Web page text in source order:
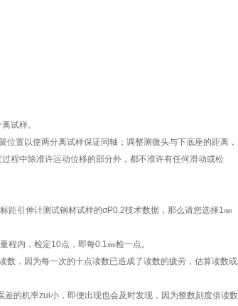
试样。
置以使两分离试样保证同轴；调整测微头与下底座的距离，
程中除准许运动位移的部分外，都不准许有任何滑动或松
距引伸计测试钢材试样的σP0.2技术数据，那么请您选择1㎜
程内，检定10点，即每0.1㎜检一点。
数，因为每一次的十点读数已造成了读数的疲劳，估算读数或
的机率zui小，即便出现也会及时发现，因为整数刻度倍读数